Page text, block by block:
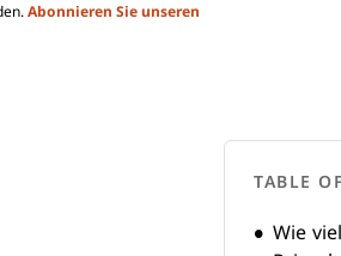
Abonnieren Sie unseren
TABLE
Wie